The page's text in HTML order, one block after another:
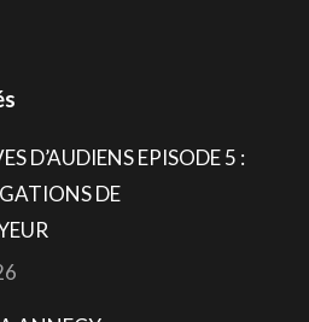
D’AUDIENS EPISODE 5 :
DE